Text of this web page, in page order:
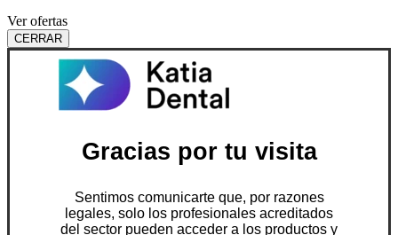
Ver ofertas
CERRAR
Gracias por tu visita
Sentimos comunicarte que, por razones
legales, solo los profesionales acreditados
del sector pueden acceder a los productos y